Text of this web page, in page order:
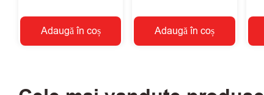
Adaugă în coș Adaugă în coș